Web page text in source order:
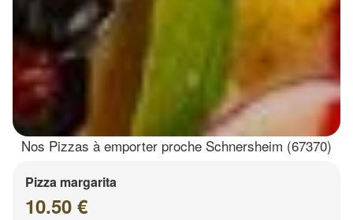
Nos Pizzas à emporter proche Schnersheim (67370)
Pizza margarita
10.50 €